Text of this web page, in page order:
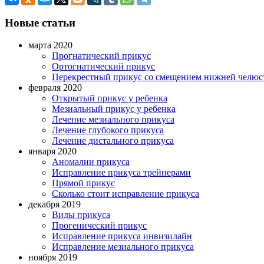
Новые статьи
марта 2020
Прогнатический прикус
Ортогнатический прикус
Перекрестный прикус со смещением нижней
февраля 2020
Открытый прикус у ребенка
Мезиальный прикус у ребенка
Лечение мезиального прикуса
Лечение глубокого прикуса
Лечение дистального прикуса
января 2020
Аномалии прикуса
Исправление прикуса трейнерами
Прямой прикус
Сколько стоит исправление прикуса
декабря 2019
Виды прикуса
Прогенический прикус
Исправление прикуса инвизилайн
Исправление мезиального прикуса
ноября 2019